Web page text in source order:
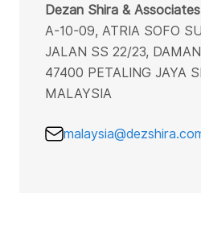
Dezan Shira &
A-10-09, ATRIA SOFO
JALAN SS 22/23,
47400 PETALING JAYA
MALAYSIA